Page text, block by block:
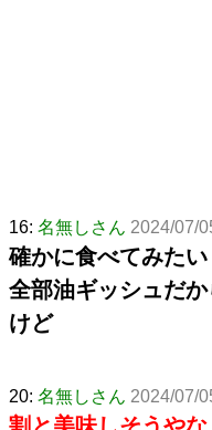
16: 名無しさん 2024/07/
確かに食べてみたい
全部油ギッシュだ
けど
20: 名無しさん 2024/07/